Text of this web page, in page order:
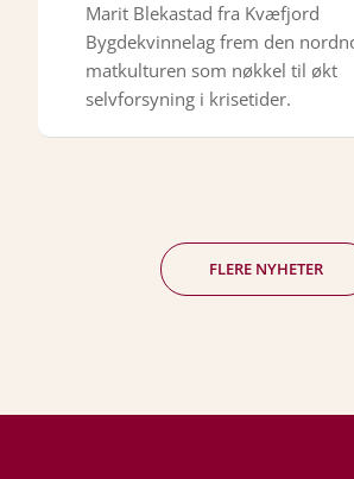
Marit Blekastad fra Kvæfjord
Bygdekvinnelag frem den
matkulturen som nøkkel til økt
selvforsyning i krisetider.
FLERE NYHETER